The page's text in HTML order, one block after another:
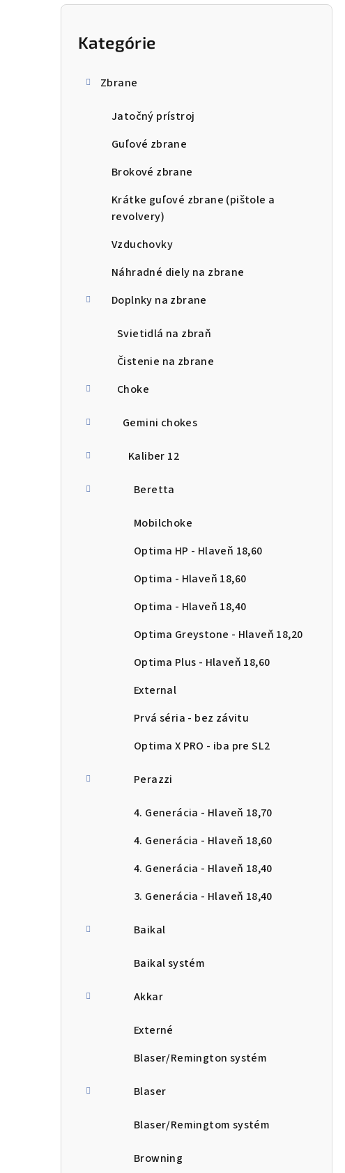
B
Preskočiť
kategórie
Kategórie
Zbrane
Jatočný prístroj
Guľové zbrane
Brokové zbrane
Krátke guľové zbrane (pištole a
revolvery)
Vzduchovky
Náhradné diely na zbrane
Doplnky na zbrane
Svietidlá na zbraň
Čistenie na zbrane
Choke
Gemini chokes
Kaliber 12
Beretta
Mobilchoke
Optima HP - Hlaveň 18,60
Optima - Hlaveň 18,60
Optima - Hlaveň 18,40
Optima Greystone - Hlaveň 18,20
Optima Plus - Hlaveň 18,60
External
Prvá séria - bez závitu
Optima X PRO - iba pre SL2
Perazzi
4. Generácia - Hlaveň 18,70
4. Generácia - Hlaveň 18,60
4. Generácia - Hlaveň 18,40
3. Generácia - Hlaveň 18,40
Baikal
Baikal systém
Akkar
Externé
Blaser/Remington systém
Blaser
Blaser/Remingtom systém
Browning